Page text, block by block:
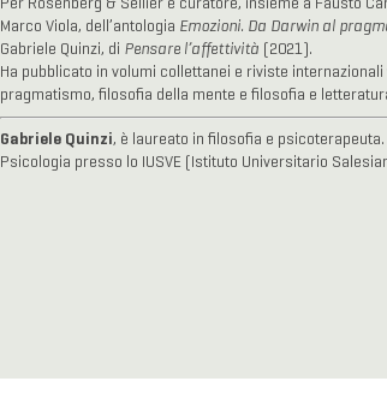
Per Rosenberg & Sellier è curatore, insieme a Fausto
Marco Viola, dell’antologia Emozioni. Da Darwin al
Gabriele Quinzi, di Pensare l’affettività
(2021).
Ha pubblicato in volumi collettanei e riviste
pragmatismo, filosofia della mente e filosofia e
Gabriele Quinzi, è laureato in filosofia e
Psicologia presso lo IUSVE (Istituto Universitario